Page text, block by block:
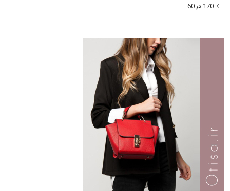
170 در 60